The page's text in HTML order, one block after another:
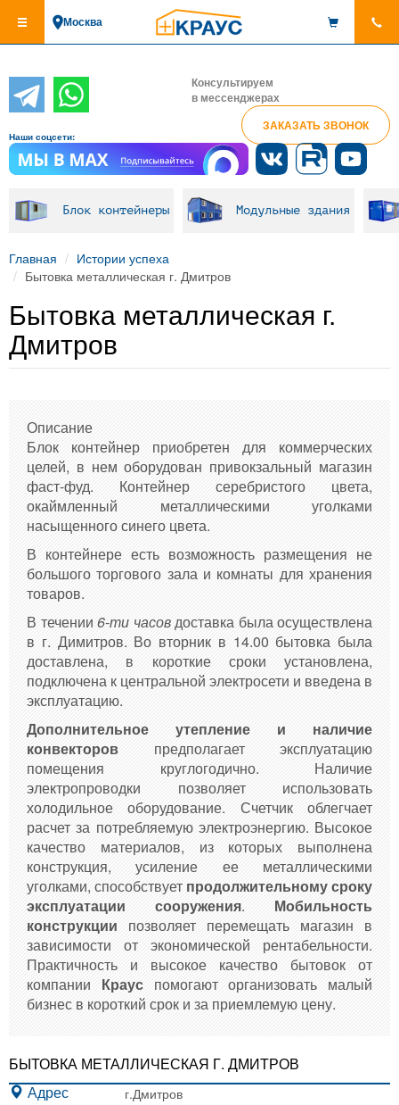
основному
Москва
Консультируем
в мессенджерах
ЗАКАЗАТЬ ЗВОНОК
Наши соцсети:
Блок контейнеры Модульные здания
Главная
Истории успеха
Бытовка металлическая г. Дмитров
Бытовка металлическая г.
Дмитров
Описание
Блок контейнер приобретен для коммерческих
целей, в нем оборудован привокзальный магазин
фаст-фуд. Контейнер серебристого цвета,
окаймленный металлическими уголками
насыщенного синего цвета.
В контейнере есть возможность размещения не
большого торгового зала и комнаты для хранения
товаров.
В течении 6-ти часовдоставка была осуществлена
в г. Димитров. Во вторник в 14.00 бытовка была
доставлена, в короткие сроки установлена,
подключена к центральной электросети и введена в
эксплуатацию.
Дополнительное утепление и наличие
конвекторов предполагает эксплуатацию
помещения круглогодично. Наличие
электропроводки позволяет использовать
холодильное оборудование. Счетчик облегчает
расчет за потребляемую электроэнергию. Высокое
качество материалов, из которых выполнена
конструкция, усиление ее металлическими
уголками, способствуетпродолжительному сроку
эксплуатации сооружения. Мобильность
конструкции позволяет перемещать магазин в
зависимости от экономической рентабельности.
Практичность и высокое качество бытовок от
компании Крауспомогают организовать малый
бизнес в короткий срок и за приемлемую цену.
БЫТОВКА МЕТАЛЛИЧЕСКАЯ Г. ДМИТРОВ
Адрес г.Дмитров